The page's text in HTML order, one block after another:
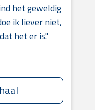
het geweldig
ik liever niet,
het er is."